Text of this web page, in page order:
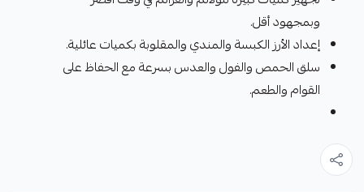
وبمجهود أقل.
إعداد الأرز الكبسة والمندي والمقلوبة بكميات عائلية.
سلق الحمص والفول والعدس بسرعة مع الحفاظ على
القوام والطعم.